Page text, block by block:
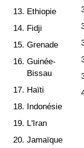
Ethiopie
Fidji
Grenade
Guinée-
Bissau
Haïti
Indonésie
L'Iran
Jamaïque